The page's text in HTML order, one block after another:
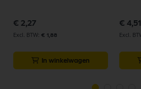
€ 2,27
€ 1,88
In winkelwagen
€ 4,51